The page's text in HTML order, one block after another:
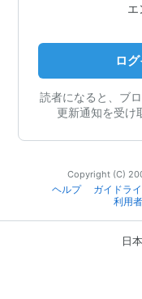
エ
ロ
読者になると、ブ
更新通知を受け
Copyright (C)
ヘルプ
ガイドラ
利用
日